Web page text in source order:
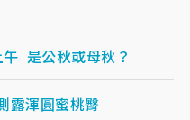
是公秋或母秋？
露渾圓蜜桃臀